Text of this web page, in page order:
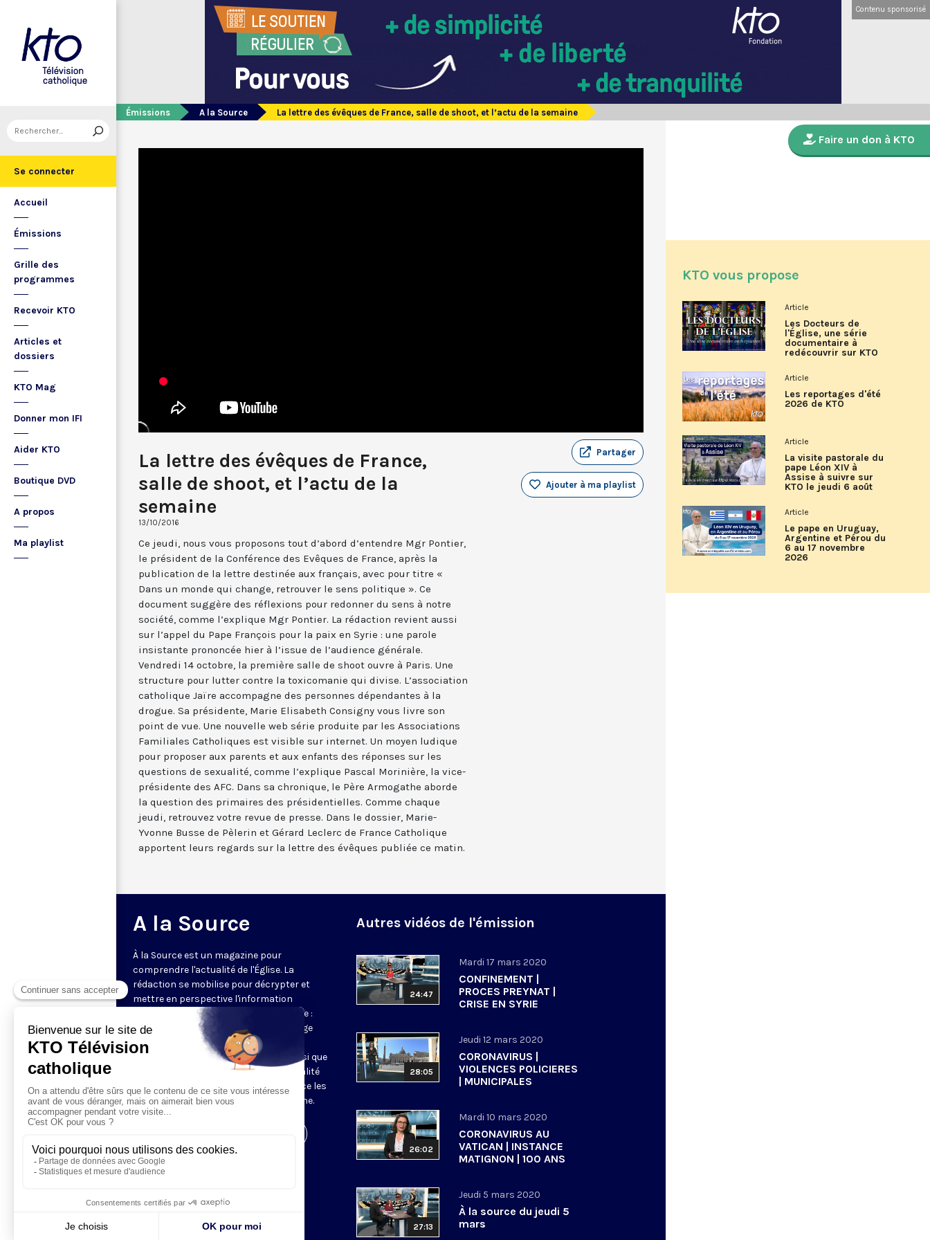
Se connecter
Accueil
Émissions
Grille des
programmes
Recevoir KTO
Articles et
dossiers
KTO Mag
Donner mon IFI
Aider KTO
Boutique DVD
A propos
Ma playlist
Contenu sponsorisé
Émissions A la Source La lettre des évêques de France, salle de shoot, et l’actu de la semaine
La lettre des évêques de France,
salle de shoot, et l’actu de la
semaine
13/10/2016
Partager
Ajouter à ma playlist
Ce jeudi, nous vous proposons tout d’abord d’entendre Mgr Pontier,
le président de la Conférence des Evêques de France, après la
publication de la lettre destinée aux français, avec pour titre «
Dans un monde qui change, retrouver le sens politique ». Ce
document suggère des réflexions pour redonner du sens à notre
société, comme l’explique Mgr Pontier. La rédaction revient aussi
sur l’appel du Pape François pour la paix en Syrie : une parole
insistante prononcée hier à l’issue de l’audience générale.
Vendredi 14 octobre, la première salle de shoot ouvre à Paris. Une
structure pour lutter contre la toxicomanie qui divise. L’association
catholique Jaïre accompagne des personnes dépendantes à la
drogue. Sa présidente, Marie Elisabeth Consigny vous livre son
point de vue. Une nouvelle web série produite par les Associations
Familiales Catholiques est visible sur internet. Un moyen ludique
pour proposer aux parents et aux enfants des réponses sur les
questions de sexualité, comme l’explique Pascal Morinière, la vice-
présidente des AFC. Dans sa chronique, le Père Armogathe aborde
la question des primaires des présidentielles. Comme chaque
jeudi, retrouvez votre revue de presse. Dans le dossier, Marie-
Yvonne Busse de Pèlerin et Gérard Leclerc de France Catholique
apportent leurs regards sur la lettre des évêques publiée ce matin.
A la Source
À la Source est un magazine pour
comprendre l'actualité de l'Église. La
rédaction se mobilise pour décrypter et
mettre en perspective l'information
religieuse de la semaine. Au programme :
reportages, revue de presse, décryptage
d'experts, analyses des directeurs de
rédaction de la presse chrétienne, ainsi que
tour à tour, le regard décalé sur l'actualité
des chroniqueurs. Retrouvez À la Source les
mardi et jeudi à 21h45 sur notre antenne.
Autres vidéos de l'émission
24:47
Mardi 17 mars 2020
CONFINEMENT |
PROCES PREYNAT |
CRISE EN SYRIE
28:05
Jeudi 12 mars 2020
CORONAVIRUS |
VIOLENCES POLICIERES
| MUNICIPALES
26:02
Mardi 10 mars 2020
CORONAVIRUS AU
VATICAN | INSTANCE
MATIGNON | 100 ANS
27:13
Jeudi 5 mars 2020
À la source du jeudi 5
mars
Faire un don à KTO
KTO vous propose
Article
Les Docteurs de
l'Église, une série
documentaire à
redécouvrir sur KTO
Article
Les reportages d'été
2026 de KTO
Article
La visite pastorale du
pape Léon XIV à
Assise à suivre sur
KTO le jeudi 6 août
Article
Le pape en Uruguay,
Argentine et Pérou du
6 au 17 novembre
2026